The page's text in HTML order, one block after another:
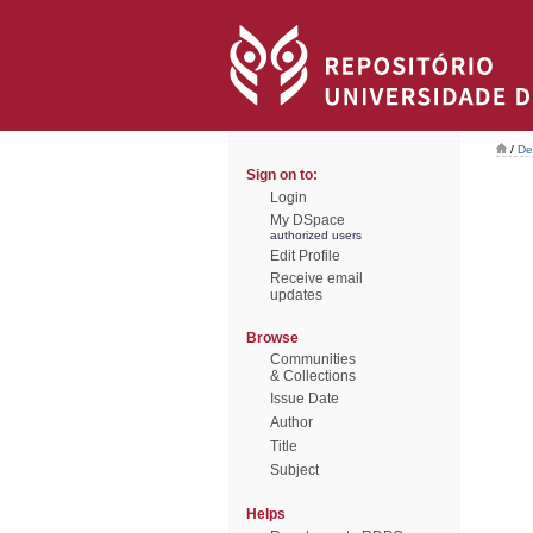
Sign on to:
Login
My DSpace
authorized users
Edit Profile
Receive email
updates
Browse
Communities
& Collections
Issue Date
Author
Title
Subject
Helps
/